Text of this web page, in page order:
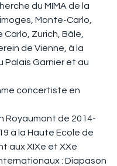
du MIMA de la
Monte-Carlo,
Zurich, Bâle,
de Vienne, à la
Palais Garnier et au
concertiste en
Royaumont de 2014-
à la Haute Ecole de
aux XIXe et XXe
: Diapason